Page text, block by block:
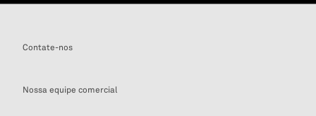
Contate-nos
Nossa equipe comercial